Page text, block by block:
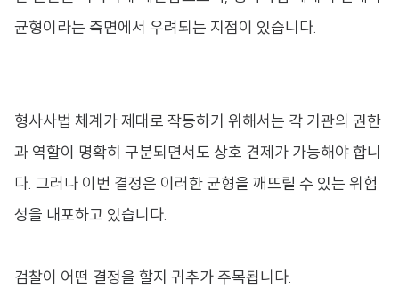
균형이라는 측면에서 우려되는 지점이 있습니다.
형사사법 체계가 제대로 작동하기 위해서는 각 기관의 권한
과 역할이 명확히 구분되면서도 상호 견제가 가능해야 합니
다. 그러나 이번 결정은 이러한 균형을 깨뜨릴 수 있는 위험
성을 내포하고 있습니다.
검찰이 어떤 결정을 할지 귀추가 주목됩니다.